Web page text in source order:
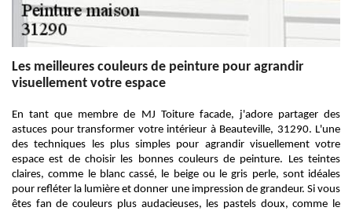
Les meilleures couleurs de peinture pour agrandir
visuellement votre espace
En tant que membre de MJ Toiture facade, j'adore partager des
astuces pour transformer votre intérieur à Beauteville, 31290. L'une
des techniques les plus simples pour agrandir visuellement votre
espace est de choisir les bonnes couleurs de peinture. Les teintes
claires, comme le blanc cassé, le beige ou le gris perle, sont idéales
pour refléter la lumière et donner une impression de grandeur. Si vous
êtes fan de couleurs plus audacieuses, les pastels doux, comme le